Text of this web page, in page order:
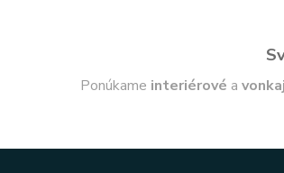
Ponúkame interiérové a